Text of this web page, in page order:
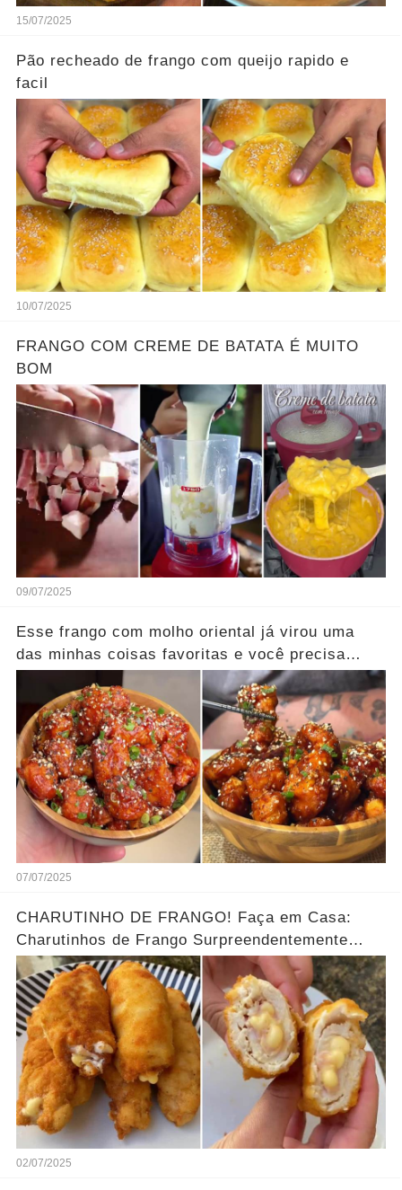
15/07/2025
Pão recheado de frango com queijo rapido e
facil
10/07/2025
FRANGO COM CREME DE BATATA É MUITO
BOM
09/07/2025
Esse frango com molho oriental já virou uma
das minhas coisas favoritas e você precisa
07/07/2025
CHARUTINHO DE FRANGO! Faça em Casa:
Charutinhos de Frango Surpreendentemente
Suculentos com Cachaça e Limão
02/07/2025